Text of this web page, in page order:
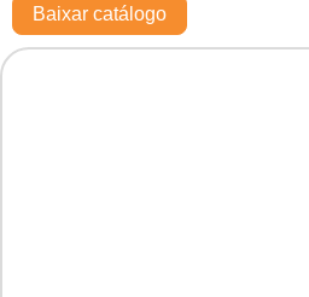
Baixar catálogo